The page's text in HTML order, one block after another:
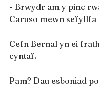
- Brwydr am y pinc
Caruso mewn sefyllfa
Cefn Bernal yn ei
cyntaf.
Pam? Dau esboniad